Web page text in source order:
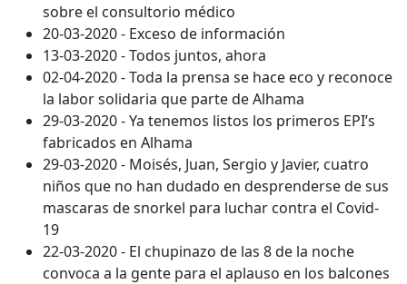
sobre el consultorio médico
20-03-2020 - Exceso de información
13-03-2020 - Todos juntos, ahora
02-04-2020 - Toda la prensa se hace eco y reconoce
la labor solidaria que parte de Alhama
29-03-2020 - Ya tenemos listos los primeros EPI’s
fabricados en Alhama
29-03-2020 - Moisés, Juan, Sergio y Javier, cuatro
niños que no han dudado en desprenderse de sus
mascaras de snorkel para luchar contra el Covid-
19
22-03-2020 - El chupinazo de las 8 de la noche
convoca a la gente para el aplauso en los balcones